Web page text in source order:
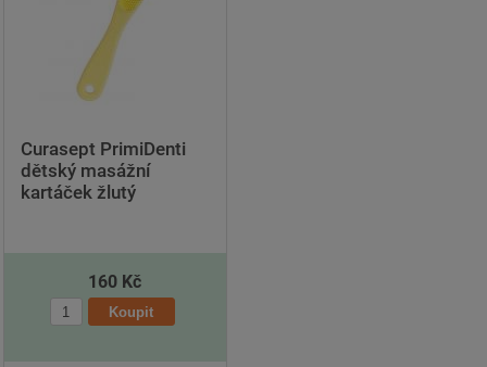
Curasept PrimiDenti
dětský masážní
kartáček žlutý
160 Kč